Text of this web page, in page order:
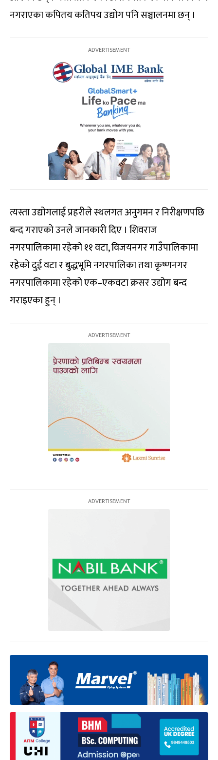
नगराएका कपितय कतिपय उद्योग पनि सञ्चालनमा छन् ।
त्यस्ता उद्योगलाई प्रहरीले स्थलगत अनुगमन र निरीक्षणपछि
बन्द गराएको उनले जानकारी दिए । शिवराज
नगरपालिकामा रहेको ११ वटा, विजयनगर गाउँपालिकामा
रहेको दुई वटा र बुद्धभूमि नगरपालिका तथा कृष्णनगर
नगरपालिकामा रहेको एक–एकवटा क्रसर उद्योग बन्द
गराइएका हुन् ।